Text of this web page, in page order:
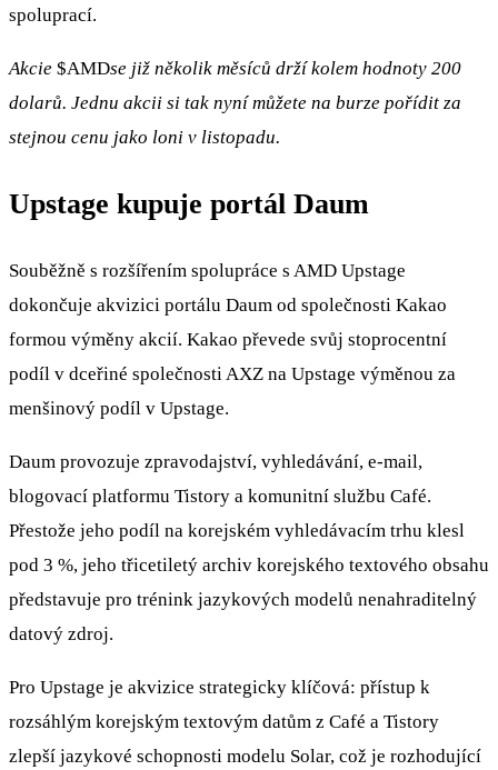
spoluprací.
Akcie $AMDse již několik měsíců drží kolem hodnoty 200
dolarů. Jednu akcii si tak nyní můžete na burze pořídit za
stejnou cenu jako loni v listopadu.
Upstage kupuje portál Daum
Souběžně s rozšířením spolupráce s AMD Upstage
dokončuje akvizici portálu Daum od společnosti Kakao
formou výměny akcií. Kakao převede svůj stoprocentní
podíl v dceřiné společnosti AXZ na Upstage výměnou za
menšinový podíl v Upstage.
Daum provozuje zpravodajství, vyhledávání, e-mail,
blogovací platformu Tistory a komunitní službu Café.
Přestože jeho podíl na korejském vyhledávacím trhu klesl
pod 3 %, jeho třicetiletý archiv korejského textového obsahu
představuje pro trénink jazykových modelů nenahraditelný
datový zdroj.
Pro Upstage je akvizice strategicky klíčová: přístup k
rozsáhlým korejským textovým datům z Café a Tistory
zlepší jazykové schopnosti modelu Solar, což je rozhodující